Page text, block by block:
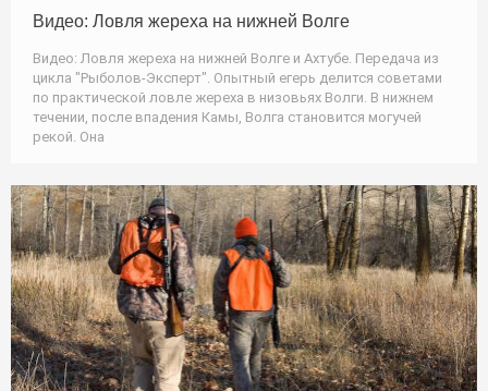
Видео: Ловля жереха на нижней Волге
Видео: Ловля жереха на нижней Волге и Ахтубе. Передача из
цикла "Рыболов-Эксперт". Опытный егерь делится советами
по практической ловле жереха в низовьях Волги. В нижнем
течении, после впадения Камы, Волга становится могучей
рекой. Она